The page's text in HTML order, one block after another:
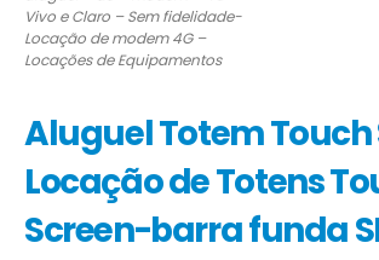
Vivo e Claro – Sem fidelidade-
Locação de modem 4G –
Locações de Equipamentos
Aluguel Totem Touch
Locação de Totens
Screen-barra funda